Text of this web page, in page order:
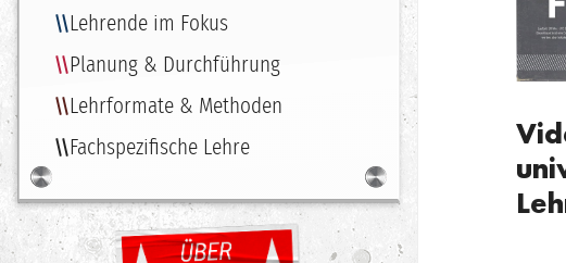
Lehrende im Fokus
Planung & Durchführung
Lehrformate & Methoden
Fachspezifische Lehre